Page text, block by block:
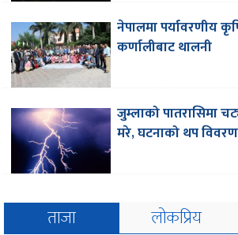
नेपालमा पर्यावरणीय
कर्णालीबाट थालनी
जुम्लाको पातरासिमा
मरे, घटनाको थप
ताजा लोकप्रिय